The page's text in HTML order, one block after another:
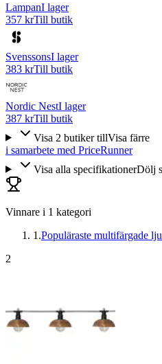
LampanI lager
357 krTill butik
SvenssonsI lager
383 krTill butik
Nordic NestI lager
387 krTill butik
Visa 2 butiker tillVisa färre
i samarbete med PriceRunner
Visa alla specifikationerDölj
Vinnare i 1 kategori
1 .Populäraste multifärgade
2